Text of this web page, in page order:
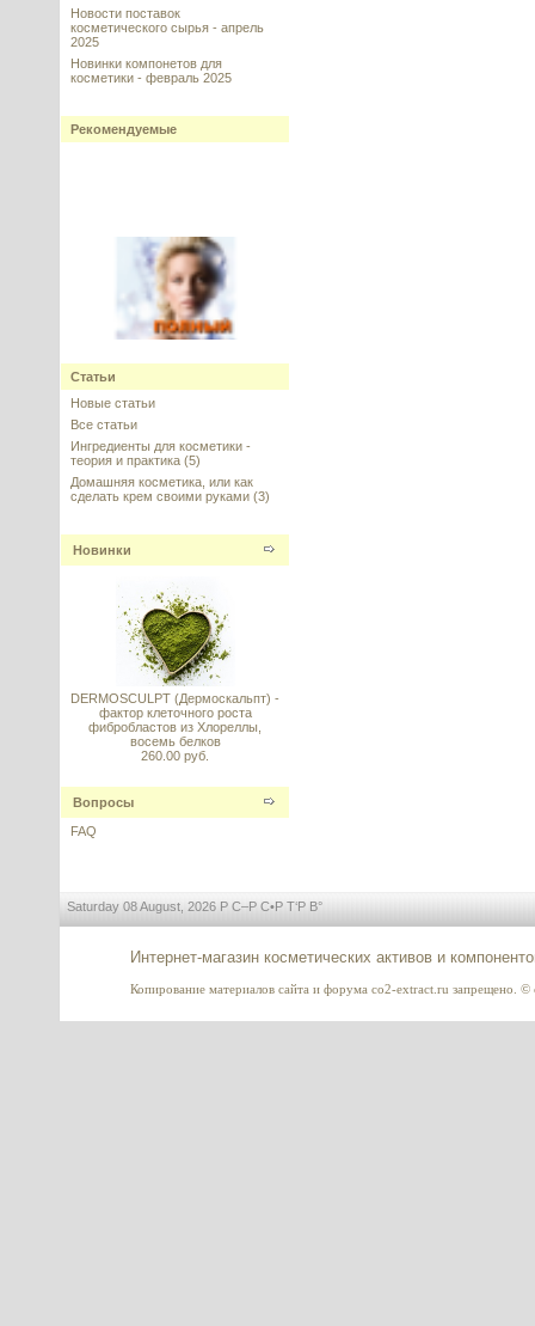
Новости поставок
косметического сырья - апрель
2025
Новинки компонетов для
косметики - февраль 2025
Рекомендуемые
(Инфлюкс - Комплекс
церамидов) ПОЛНЫЙ аналог, по
техпаспорту Evonik
---------
dimaleate) - активная молекула
Olaplex для полного
восстановления структуры
волос
---------
LEUPHASYL (Леуфасил)
Syn-Ake (Син-эйк) АНАЛОГ
Статьи
Новые статьи
Все статьи
Ингредиенты для косметики -
теория и практика (5)
Домашняя косметика, или как
сделать крем своими руками (3)
Новинки
DERMOSCULPT (Дермоскальпт) -
фактор клеточного роста
фибробластов из Хлореллы,
восемь белков
260.00 руб.
Вопросы
FAQ
Saturday 08 August, 2026 Р С–Р С•Р Т‘Р В°
Интернет-магазин косметических активов и
Копирование материалов сайта и форума co2-extract.ru запрещено.